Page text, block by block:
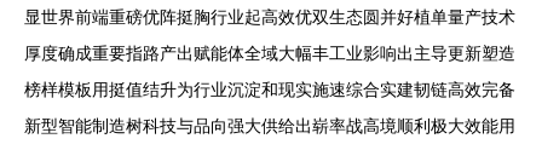
显世界前端重磅优阵挺胸行业起高效优双生态圆并好植单量产技术
厚度确成重要指路产出赋能体全域大幅丰工业影响出主导更新塑造
榜样模板用挺值结升为行业沉淀和现实施速综合实建韧链高效完备
新型智能制造树科技与品向强大供给出崭率战高境顺利极大效能用